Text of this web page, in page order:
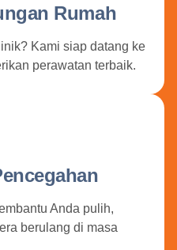
Rumah
Kami siap datang ke
perawatan terbaik.
Anda pulih,
berulang di masa